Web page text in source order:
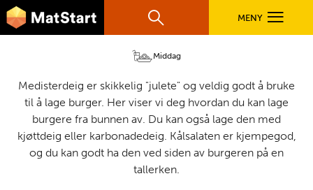
Hopp til hovedinnhold
hovednavigasjonsmobilversjon
Søk MENY
OPPSKRIFTER
FILM
FØR DU STARTER
Juleburger
Middag
Medisterdeig er skikkelig "julete" og veldig godt å bruke
til å lage burger. Her viser vi deg hvordan du kan lage
burgere fra bunnen av. Du kan også lage den med
kjøttdeig eller karbonadedeig. Kålsalaten er kjempegod,
og du kan godt ha den ved siden av burgeren på en
tallerken.